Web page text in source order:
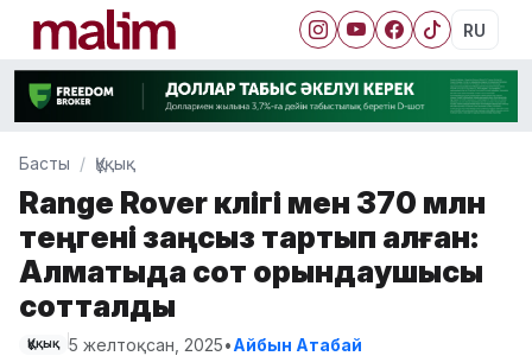
RU
Басты Құқық
Range Rover көлігі мен 370 млн
теңгені заңсыз тартып алған:
Алматыда сот орындаушысы
сотталды
Құқық 5 желтоқсан, 2025•Айбын Атабай